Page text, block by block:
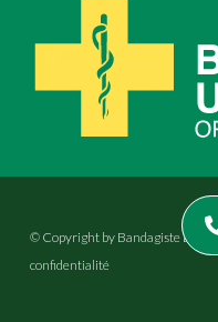
© Copyright by Bandagiste
confidentialité